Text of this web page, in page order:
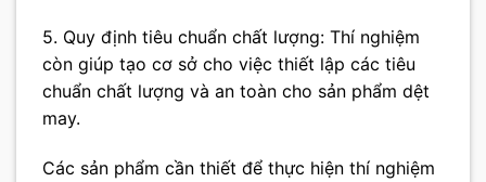
5. Quy định tiêu chuẩn chất lượng: Thí nghiệm
còn giúp tạo cơ sở cho việc thiết lập các tiêu
chuẩn chất lượng và an toàn cho sản phẩm dệt
may.
Các sản phẩm cần thiết để thực hiện thí nghiệm